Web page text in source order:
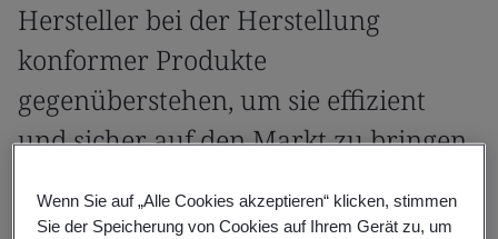
Hersteller bei der Herstellung
konformer Produkte
gegenüberstehen, um sie effizient
und sicher auf den Markt zu bringen
Wenn Sie auf „Alle Cookies akzeptieren“ klicken, stimmen
Sie der Speicherung von Cookies auf Ihrem Gerät zu, um